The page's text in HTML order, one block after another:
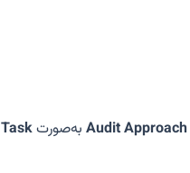
Audit Approach به‌صورتTask